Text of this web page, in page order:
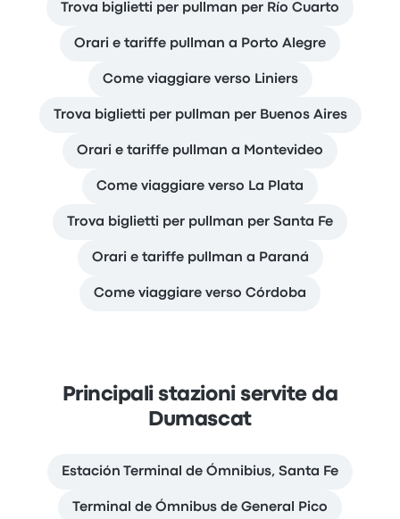
Trova biglietti per pullman per Río Cuarto
Orari e tariffe pullman a Porto Alegre
Come viaggiare verso Liniers
Trova biglietti per pullman per Buenos Aires
Orari e tariffe pullman a Montevideo
Come viaggiare verso La Plata
Trova biglietti per pullman per Santa Fe
Orari e tariffe pullman a Paraná
Come viaggiare verso Córdoba
Principali stazioni servite da
Dumascat
Estación Terminal de Ómnibius, Santa Fe
Terminal de Ómnibus de General Pico